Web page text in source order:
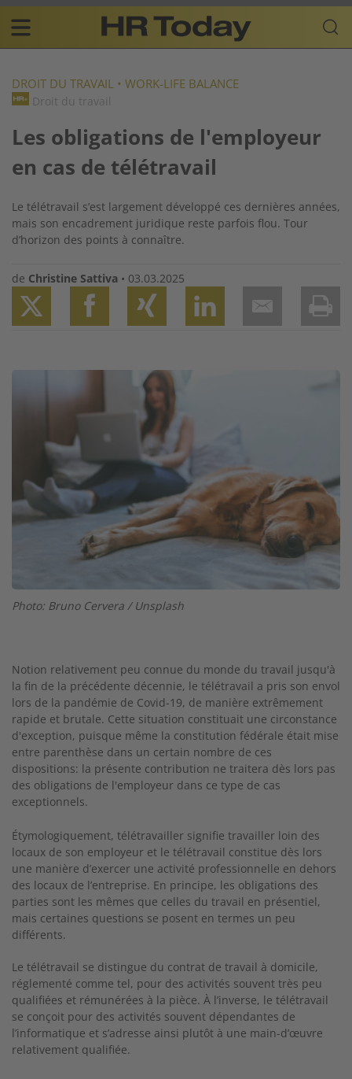
Skip
content
Plattform
für
Resources
navigation
FR
DROIT DU TRAVAIL • WORK-LIFE BALANCE
Droit du travail
Les obligations de l'employeur
en cas de télétravail
Le télétravail s’est largement développé ces dernières années,
mais son encadrement juridique reste parfois flou. Tour
d’horizon des points à connaître.
de Christine Sattiva • 03.03.2025
Photo: Bruno Cervera / Unsplash
Notion relativement peu connue du monde du travail jusqu'à
la fin de la précédente décennie, le télétravail a pris son envol
lors de la pandémie de Covid-19, de manière extrêmement
rapide et brutale. Cette situation constituait une circonstance
d'exception, puisque même la constitution fédérale était mise
entre parenthèse dans un certain nombre de ces
dispositions: la présente contribution ne traitera dès lors pas
des obligations de l'employeur dans ce type de cas
exceptionnels.
Étymologiquement, télétravailler signifie travailler loin des
locaux de son employeur et le télétravail constitue dès lors
une manière d’exercer une activité professionnelle en dehors
des locaux de l’entreprise. En principe, les obligations des
parties sont les mêmes que celles du travail en présentiel,
mais certaines questions se posent en termes un peu
différents.
Le télétravail se distingue du contrat de travail à domicile,
réglementé comme tel, pour des activités souvent très peu
qualifiées et rémunérées à la pièce. À l’inverse, le télétravail
se conçoit pour des activités souvent dépendantes de
l’informatique et s’adresse ainsi plutôt à une main-d’œuvre
relativement qualifiée.